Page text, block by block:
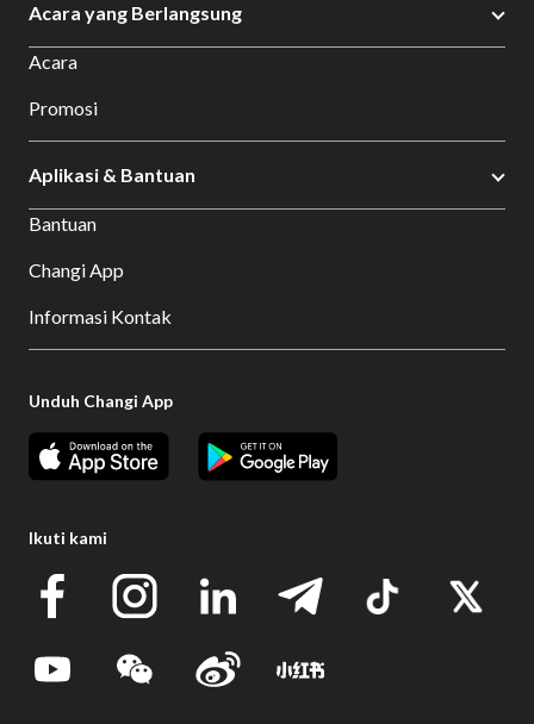
Acara yang Berlangsung
Acara
Promosi
Aplikasi & Bantuan
Bantuan
Changi App
Informasi Kontak
Unduh Changi App
Ikuti kami